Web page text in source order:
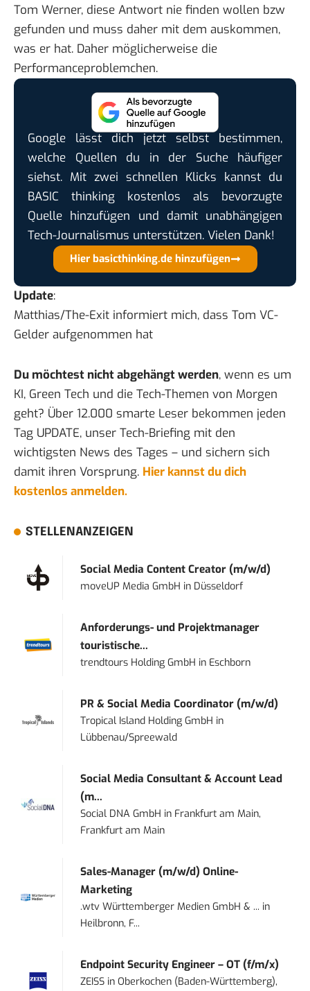
Tom Werner, diese Antwort nie finden wollen bzw
gefunden und muss daher mit dem auskommen,
was er hat. Daher möglicherweise die
Performanceproblemchen.
Google lässt dich jetzt selbst bestimmen,
welche Quellen du in der Suche häufiger
siehst. Mit zwei schnellen Klicks kannst du
BASIC thinking kostenlos als bevorzugte
Quelle hinzufügen und damit unabhängigen
Tech-Journalismus unterstützen. Vielen Dank!
Hier basicthinking.de hinzufügen
Update:
Matthias/The-Exit informiert mich, dass Tom VC-
Gelder aufgenommen hat
Du möchtest nicht abgehängt werden, wenn es um
KI, Green Tech und die Tech-Themen von Morgen
geht? Über 12.000 smarte Leser bekommen jeden
Tag UPDATE, unser Tech-Briefing mit den
wichtigsten News des Tages – und sichern sich
damit ihren Vorsprung. Hier kannst du dich
kostenlos anmelden.
STELLENANZEIGEN
Social Media Content Creator (m/w/d)
moveUP Media GmbH in Düsseldorf
Anforderungs- und Projektmanager
touristische...
trendtours Holding GmbH in Eschborn
PR & Social Media Coordinator (m/w/d)
Tropical Island Holding GmbH in
Lübbenau/Spreewald
Social Media Consultant & Account Lead
(m...
Social DNA GmbH in Frankfurt am Main,
Frankfurt am Main
Sales-Manager (m/w/d) Online-
Marketing
.wtv Württemberger Medien GmbH & ... in
Heilbronn, F...
Endpoint Security Engineer – OT (f/m/x)
ZEISS inOberkochen (Baden-Württemberg),